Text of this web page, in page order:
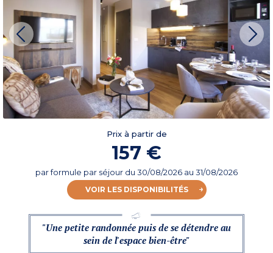
Prix à partir de
157 €
par formule par séjour du 30/08/2026 au 31/08/2026
VOIR LES DISPONIBILITÉS
"Une petite randonnée puis de se détendre au
sein de l'espace bien-être"